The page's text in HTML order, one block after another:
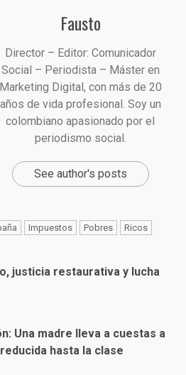
Fausto
Director – Editor: Comunicador
Social – Periodista – Máster en
Marketing Digital, con más de 20
años de vida profesional. Soy un
colombiano apasionado por el
periodismo social.
See author's posts
Impuestos Pobres Ricos
justicia restaurativa y lucha
Una madre lleva a cuestas a
hasta la clase